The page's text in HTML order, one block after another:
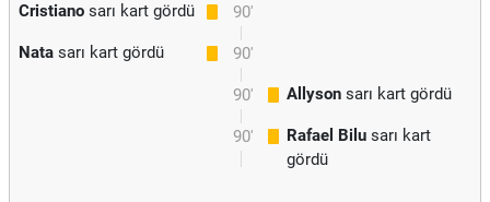
90'
Cristiano sarı kart gördü
90'
Nata sarı kart gördü
90' Allyson sarı kart gördü
90' Rafael Bilu sarı kart
gördü